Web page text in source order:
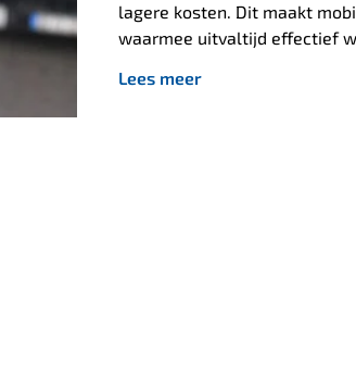
lagere kosten. Dit maakt
waarmee uitvaltijd effectief
Lees meer